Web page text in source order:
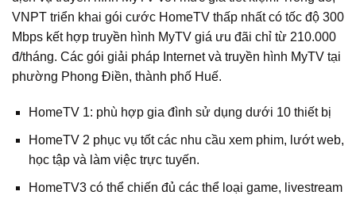
VNPT triển khai gói cước HomeTV thấp nhất có tốc độ 300
Mbps kết hợp truyền hình MyTV giá ưu đãi chỉ từ 210.000
đ/tháng. Các gói giải pháp Internet và truyền hình MyTV tại
phường Phong Điền, thành phố Huế.
HomeTV 1: phù hợp gia đình sử dụng dưới 10 thiết bị
HomeTV 2 phục vụ tốt các nhu cầu xem phim, lướt web,
học tập và làm việc trực tuyến.
HomeTV3 có thể chiến đủ các thể loại game, livestream